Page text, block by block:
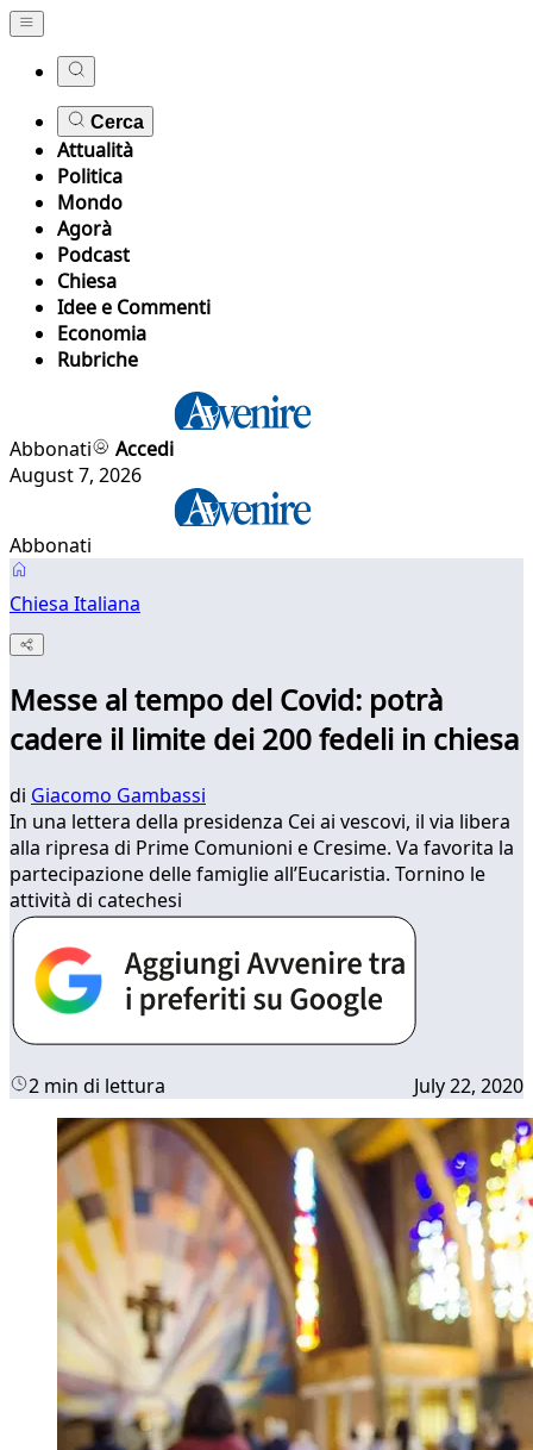
Cerca
Attualità
Politica
Mondo
Agorà
Podcast
Chiesa
Idee e Commenti
Economia
Rubriche
Abbonati
Accedi
August 7, 2026
Abbonati
Chiesa Italiana
Messe al tempo del Covid: potrà
cadere il limite dei 200 fedeli in chiesa
di Giacomo Gambassi
In una lettera della presidenza Cei ai vescovi, il via libera
alla ripresa di Prime Comunioni e Cresime. Va favorita la
partecipazione delle famiglie all’Eucaristia. Tornino le
attività di catechesi
2 min di lettura July 22, 2020